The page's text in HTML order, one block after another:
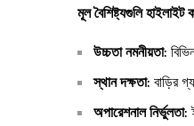
​মূল বৈশিষ্ট্যগুলি হাইলাইট
উচ্চতা নমনীয়তা​:
স্থান দক্ষতা​: বাড়ির
অপারেশনাল নির্ভুলতা​: